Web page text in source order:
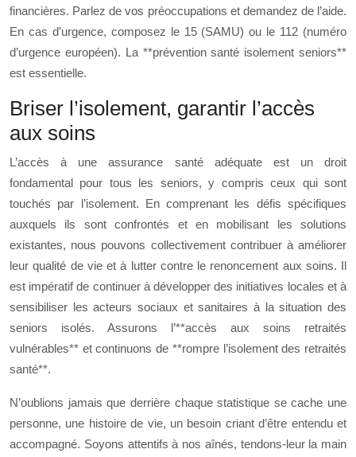
financières. Parlez de vos préoccupations et demandez de l’aide.
En cas d’urgence, composez le 15 (SAMU) ou le 112 (numéro
d’urgence européen). La **prévention santé isolement seniors**
est essentielle.
Briser l’isolement, garantir l’accès
aux soins
L’accès à une assurance santé adéquate est un droit
fondamental pour tous les seniors, y compris ceux qui sont
touchés par l’isolement. En comprenant les défis spécifiques
auxquels ils sont confrontés et en mobilisant les solutions
existantes, nous pouvons collectivement contribuer à améliorer
leur qualité de vie et à lutter contre le renoncement aux soins. Il
est impératif de continuer à développer des initiatives locales et à
sensibiliser les acteurs sociaux et sanitaires à la situation des
seniors isolés. Assurons l’**accès aux soins retraités
vulnérables** et continuons de **rompre l’isolement des retraités
santé**.
N’oublions jamais que derrière chaque statistique se cache une
personne, une histoire de vie, un besoin criant d’être entendu et
accompagné. Soyons attentifs à nos aînés, tendons-leur la main